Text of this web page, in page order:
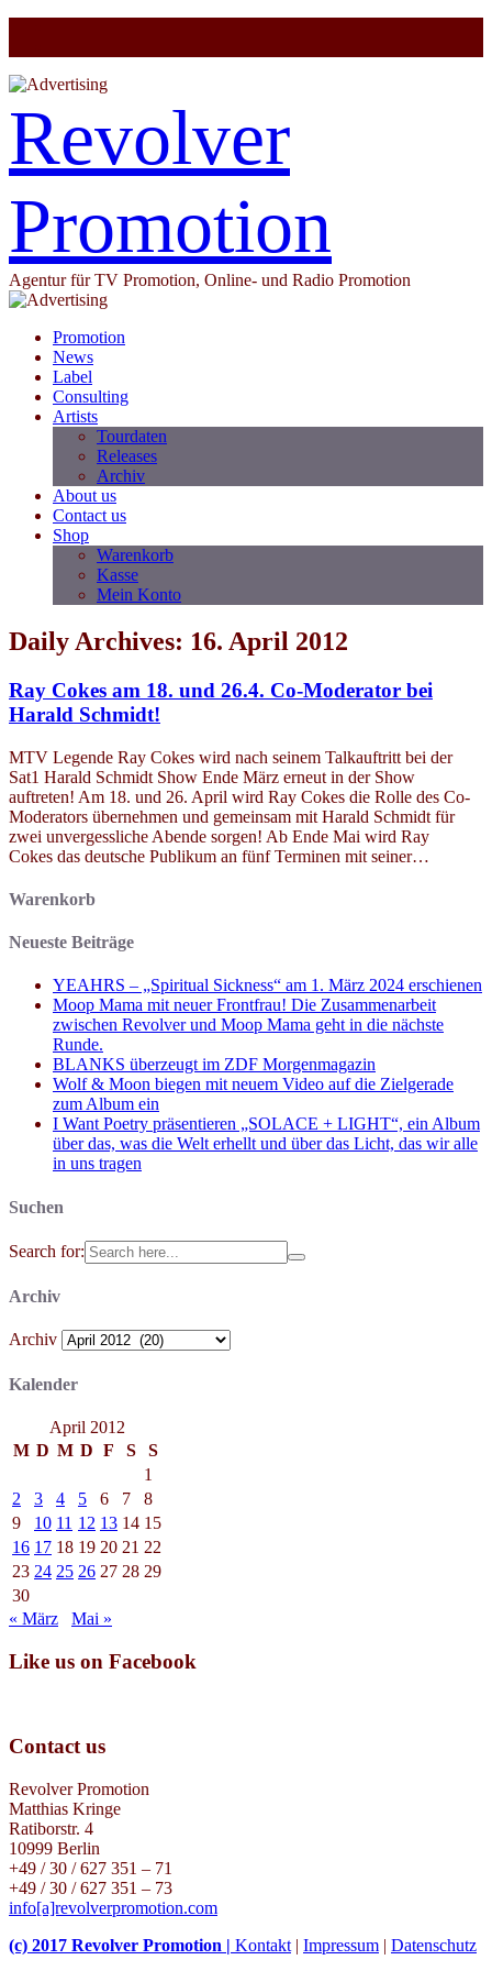
Revolver
Promotion
Agentur für TV Promotion, Online- und Radio Promotion
Promotion
News
Label
Consulting
Artists
Tourdaten
Releases
Archiv
About us
Contact us
Shop
Warenkorb
Kasse
Mein Konto
Daily Archives: 16. April 2012
Ray Cokes am 18. und 26.4. Co-Moderator bei
Harald Schmidt!
MTV Legende Ray Cokes wird nach seinem Talkauftritt bei der
Sat1 Harald Schmidt Show Ende März erneut in der Show
auftreten! Am 18. und 26. April wird Ray Cokes die Rolle des Co-
Moderators übernehmen und gemeinsam mit Harald Schmidt für
zwei unvergessliche Abende sorgen! Ab Ende Mai wird Ray
Cokes das deutsche Publikum an fünf Terminen mit seiner…
Warenkorb
Neueste Beiträge
YEAHRS – „Spiritual Sickness“ am 1. März 2024 erschienen
Moop Mama mit neuer Frontfrau! Die Zusammenarbeit
zwischen Revolver und Moop Mama geht in die nächste
Runde.
BLANKS überzeugt im ZDF Morgenmagazin
Wolf & Moon biegen mit neuem Video auf die Zielgerade
zum Album ein
I Want Poetry präsentieren „SOLACE + LIGHT“, ein Album
über das, was die Welt erhellt und über das Licht, das wir alle
in uns tragen
Suchen
Search for:
Archiv
Archiv
Kalender
April 2012
M D M D F S
S
1
2
3 4 5 6 7
8
9
10 11 12 13 14 15
16 17 18 19 20 21 22
23 24 25 26 27 28 29
30
« März
Mai »
Like us on Facebook
Contact us
Revolver Promotion
Matthias Kringe
Ratiborstr. 4
10999 Berlin
+49 / 30 / 627 351 – 71
+49 / 30 / 627 351 – 73
info[a]revolverpromotion.com
(c) 2017 Revolver Promotion | Kontakt | Impressum | Datenschutz